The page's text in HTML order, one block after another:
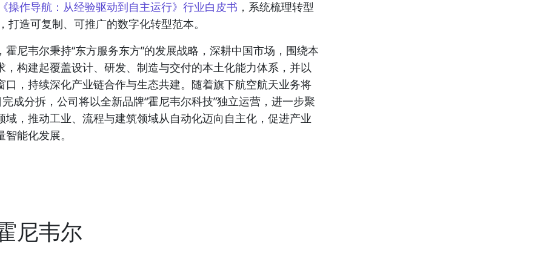
操作导航：从经验驱动到自主运行》行业白皮书 ，系统梳理转型
打造可复制、可推广的数字化转型范本。
霍尼韦尔秉持“东方服务东方”的发展战略，深耕中国市场，围绕本
，构建起覆盖设计、研发、制造与交付的本土化能力体系，并以
口，持续深化产业链合作与生态共建。随着旗下航空航天业务将
成分拆，公司将以全新品牌“霍尼韦尔科技”独立运营，进一步聚
域，推动工业、流程与建筑领域从自动化迈向自主化，促进产业
能化发展。
尼韦尔